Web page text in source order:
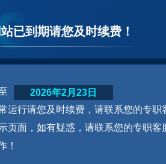
已到期请您及时续费！
运行请您及时续费，请联系您的专职
页面，如有疑惑，请联系您的专职客
！
2026年2月23日